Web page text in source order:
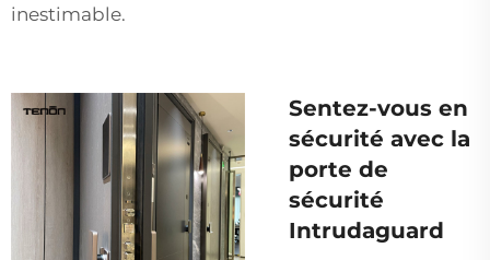
inestimable.
Sentez-vous en
sécurité avec la
porte de
sécurité
Intrudaguard